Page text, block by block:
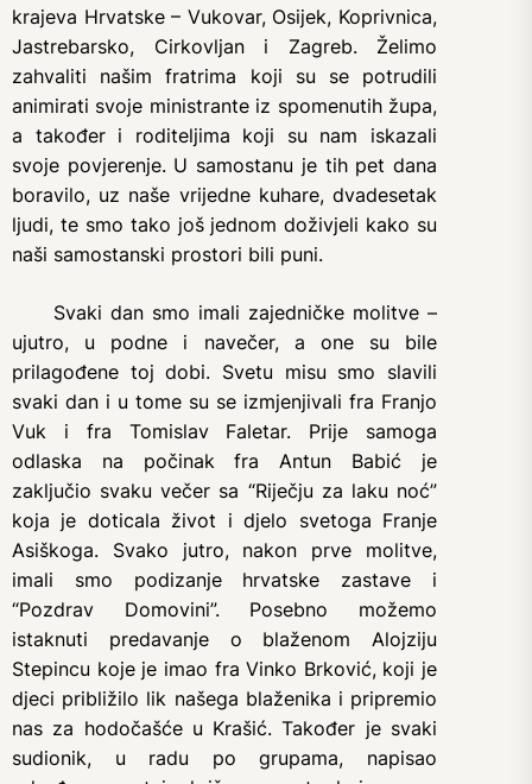
krajeva Hrvatske – Vukovar, Osijek, Koprivnica,
Jastrebarsko, Cirkovljan i Zagreb. Želimo
zahvaliti našim fratrima koji su se potrudili
animirati svoje ministrante iz spomenutih župa,
a također i roditeljima koji su nam iskazali
svoje povjerenje. U samostanu je tih pet dana
boravilo, uz naše vrijedne kuhare, dvadesetak
ljudi, te smo tako još jednom doživjeli kako su
naši samostanski prostori bili puni.
Svaki dan smo imali zajedničke molitve –
ujutro, u podne i navečer, a one su bile
prilagođene toj dobi. Svetu misu smo slavili
svaki dan i u tome su se izmjenjivali fra Franjo
Vuk i fra Tomislav Faletar. Prije samoga
odlaska na počinak fra Antun Babić je
zaključio svaku večer sa “Riječju za laku noć”
koja je doticala život i djelo svetoga Franje
Asiškoga. Svako jutro, nakon prve molitve,
imali smo podizanje hrvatske zastave i
“Pozdrav Domovini”. Posebno možemo
istaknuti predavanje o blaženom Alojziju
Stepincu koje je imao fra Vinko Brković, koji je
djeci približilo lik našega blaženika i pripremio
nas za hodočašće u Krašić. Također je svaki
sudionik, u radu po grupama, napisao